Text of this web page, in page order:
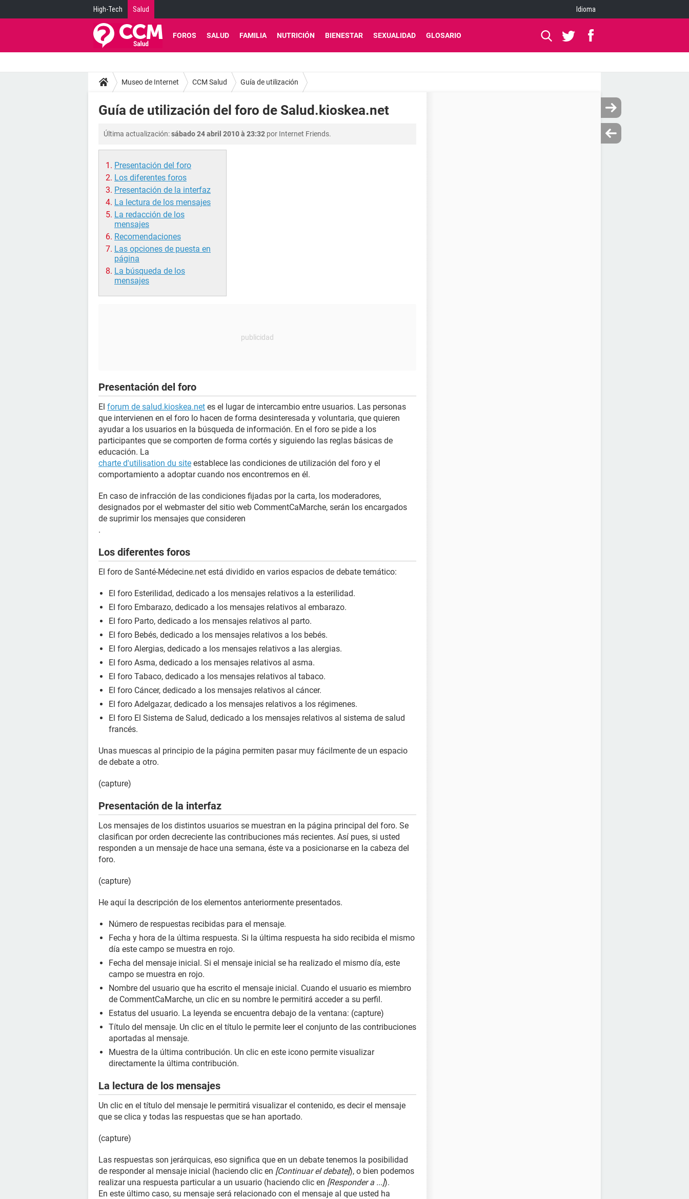
High-Tech Salud Idioma
FOROS SALUD FAMILIA NUTRICIÓN BIENESTAR SEXUALIDAD GLOSARIO
Museo de Internet CCM Salud Guía de utilización
Guía de utilización del foro de Salud.kioskea.net
Última actualización:sábado 24 abril 2010 à 23:32 por Internet Friends.
Presentación del foro
Los diferentes foros
Presentación de la interfaz
La lectura de los mensajes
La redacción de los
mensajes
Recomendaciones
Las opciones de puesta en
página
La búsqueda de los
mensajes
Presentación del foro
El forum de salud.kioskea.net es el lugar de intercambio entre usuarios. Las personas
que intervienen en el foro lo hacen de forma desinteresada y voluntaria, que quieren
ayudar a los usuarios en la búsqueda de información. En el foro se pide a los
participantes que se comporten de forma cortés y siguiendo las reglas básicas de
educación. La
charte d'utilisation du site establece las condiciones de utilización del foro y el
comportamiento a adoptar cuando nos encontremos en él.
En caso de infracción de las condiciones fijadas por la carta, los moderadores,
designados por el webmaster del sitio web CommentCaMarche, serán los encargados
de suprimir los mensajes que consideren
.
Los diferentes foros
El foro de Santé-Médecine.net está dividido en varios espacios de debate temático:
El foro Esterilidad, dedicado a los mensajes relativos a la esterilidad.
El foro Embarazo, dedicado a los mensajes relativos al embarazo.
El foro Parto, dedicado a los mensajes relativos al parto.
El foro Bebés, dedicado a los mensajes relativos a los bebés.
El foro Alergias, dedicado a los mensajes relativos a las alergias.
El foro Asma, dedicado a los mensajes relativos al asma.
El foro Tabaco, dedicado a los mensajes relativos al tabaco.
El foro Cáncer, dedicado a los mensajes relativos al cáncer.
El foro Adelgazar, dedicado a los mensajes relativos a los régimenes.
El foro El Sistema de Salud, dedicado a los mensajes relativos al sistema de salud
francés.
Unas muescas al principio de la página permiten pasar muy fácilmente de un espacio
de debate a otro.
(capture)
Presentación de la interfaz
Los mensajes de los distintos usuarios se muestran en la página principal del foro. Se
clasifican por orden decreciente las contribuciones más recientes. Así pues, si usted
responden a un mensaje de hace una semana, éste va a posicionarse en la cabeza del
foro.
(capture)
He aquí la descripción de los elementos anteriormente presentados.
Número de respuestas recibidas para el mensaje.
Fecha y hora de la última respuesta. Si la última respuesta ha sido recibida el mismo
día este campo se muestra en rojo.
Fecha del mensaje inicial. Si el mensaje inicial se ha realizado el mismo día, este
campo se muestra en rojo.
Nombre del usuario que ha escrito el mensaje inicial. Cuando el usuario es miembro
de CommentCaMarche, un clic en su nombre le permitirá acceder a su perfil.
Estatus del usuario. La leyenda se encuentra debajo de la ventana: (capture)
Título del mensaje. Un clic en el título le permite leer el conjunto de las contribuciones
aportadas al mensaje.
Muestra de la última contribución. Un clic en este icono permite visualizar
directamente la última contribución.
La lectura de los mensajes
Un clic en el título del mensaje le permitirá visualizar el contenido, es decir el mensaje
que se clica y todas las respuestas que se han aportado.
(capture)
Las respuestas son jerárquicas, eso significa que en un debate tenemos la posibilidad
de responder al mensaje inicial (haciendo clic en [Continuar el debate]), o bien podemos
realizar una respuesta particular a un usuario (haciendo clic en [Responder a ...]).
En este último caso, su mensaje será relacionado con el mensaje al que usted ha